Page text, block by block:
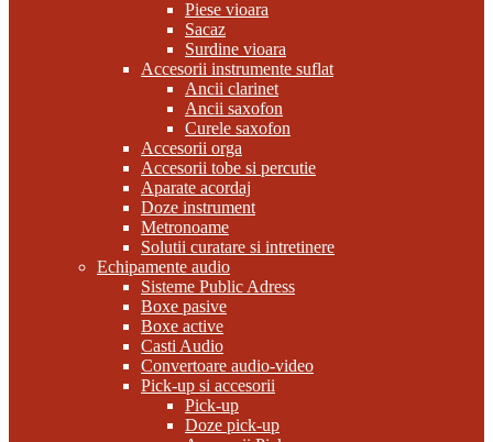
Piese vioara
Sacaz
Surdine vioara
Accesorii instrumente suflat
Ancii clarinet
Ancii saxofon
Curele saxofon
Accesorii orga
Accesorii tobe si percutie
Aparate acordaj
Doze instrument
Metronoame
Solutii curatare si intretinere
Echipamente audio
Sisteme Public Adress
Boxe pasive
Boxe active
Casti Audio
Convertoare audio-video
Pick-up si accesorii
Pick-up
Doze pick-up